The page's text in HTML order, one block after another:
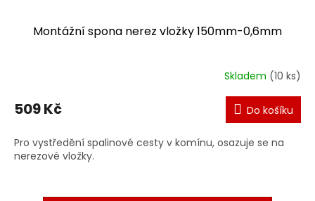
Montážní spona nerez vložky 150mm-0,6mm
Skladem (10 ks)
509 Kč Do košíku
Pro vystředění spalinové cesty v komínu, osazuje se na
nerezové vložky.